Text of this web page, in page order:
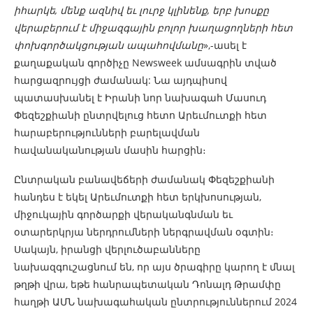
իհարկե, մենք ազնիվ եւ լուրջ կլինենք, երբ խոսքը
վերաբերում է միջազգային բոլոր խաղացողների հետ
փոխգործակցության ապահովմանը»,-ասել է
քաղաքական գործիչը Newsweek ամսագրին տված
հարցազրույցի ժամանակ: Նա այդպիսով
պատասխանել է Իրանի նոր նախագահ Մասուդ
Փեզեշքիանի ընտրվելուց հետո Արեւմուտքի հետ
հարաբերությունների բարելավման
հավանականության մասին հարցին։
Ընտրական բանավեճերի ժամանակ Փեզեշքիանի
հանդես է եկել Արեւմուտքի հետ երկխոսության,
միջուկային գործարքի վերականգնման եւ
օտարերկրյա ներդրումների ներգրավման օգտին։
Սակայն, իրանցի վերլուծաբանները
նախազգուշացնում են, որ այս ծրագիրը կարող է մնալ
թղթի վրա, եթե հանրապետական ​​Դոնալդ Թրամփը
հաղթի ԱՄՆ նախագահական ընտրություններում 2024